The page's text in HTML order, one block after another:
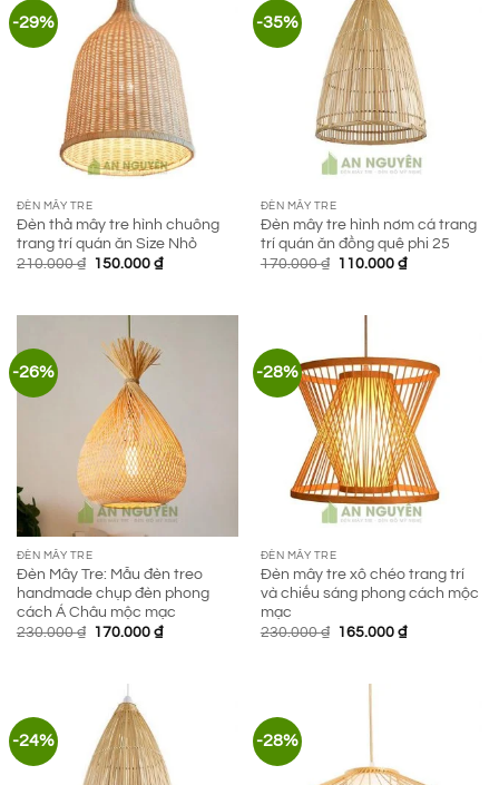
-29%
ĐÈN MÂY TRE
Đèn thả mây tre hình chuông
trang trí quán ăn Size Nhỏ
210.000₫ Giá
150.000 ₫Giá
-35%
ĐÈN MÂY TRE
Đèn mây tre hình nơm cá trang
trí quán ăn đồng quê phi 25
170.000₫ Giá
110.000 ₫Giá
-26%
ĐÈN MÂY TRE
Đèn Mây Tre: Mẫu đèn treo
handmade chụp đèn phong
cách Á Châu mộc mạc
230.000₫ Giá
170.000 ₫Giá
-28%
ĐÈN MÂY TRE
Đèn mây tre xô chéo trang trí
và chiếu sáng phong cách mộc
mạc
230.000₫ Giá
165.000 ₫Giá
-24% -28%